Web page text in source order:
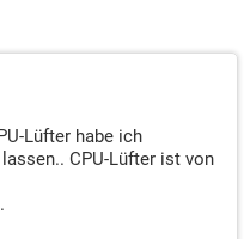
Lüfter habe ich
CPU-Lüfter ist von